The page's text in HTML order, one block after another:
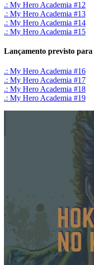
.: My Hero Academia #12
.: My Hero Academia #13
.: My Hero Academia #14
.: My Hero Academia #15
Lançamento previsto
.: My Hero Academia #16
.: My Hero Academia #17
.: My Hero Academia #18
.: My Hero Academia #19